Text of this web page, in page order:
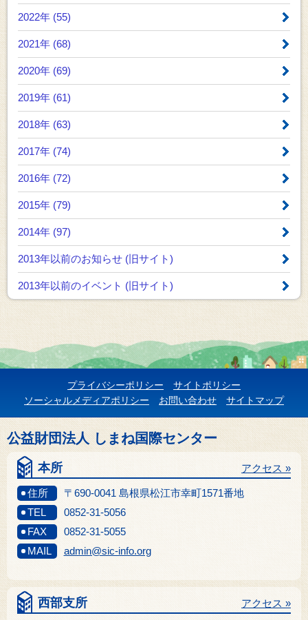
2022年 (55)
2021年 (68)
2020年 (69)
2019年 (61)
2018年 (63)
2017年 (74)
2016年 (72)
2015年 (79)
2014年 (97)
2013年以前のお知らせ (旧サイト)
2013年以前のイベント (旧サイト)
プライバシーポリシー
サイトポリシー
ソーシャルメディアポリシー
お問い合わせ サイトマップ
公益財団法人 しまね国際センター
本所
住所 〒690-0041 島根県松江市幸町1571番地
アクセス »
TEL
0852-31-5056
FAX
0852-31-5055
MAIL
admin@sic-info.org
西部支所 アクセス »